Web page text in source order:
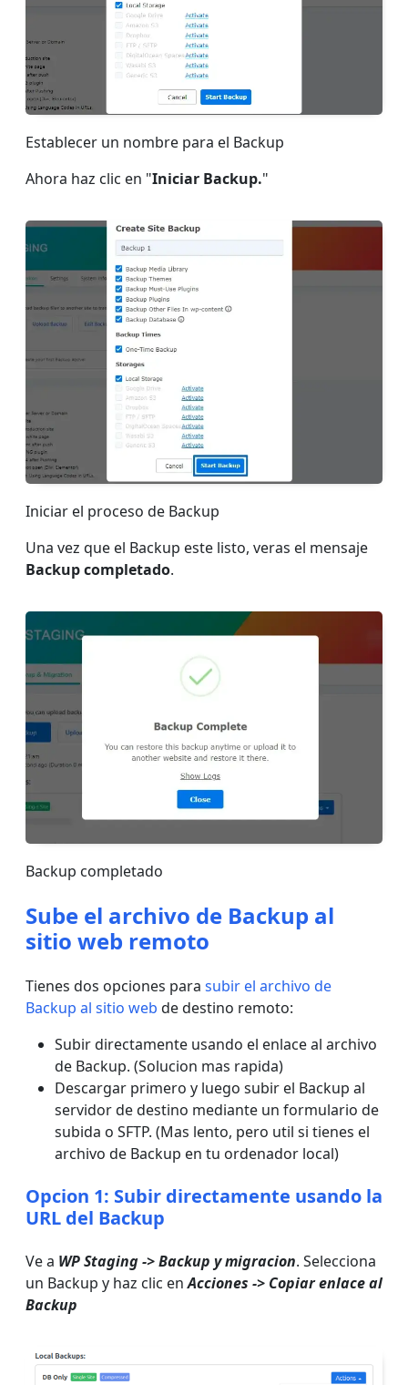
Establecer un nombre para el Backup
Ahora haz clic en "Iniciar Backup."
Iniciar el proceso de Backup
Una vez que el Backup este listo, veras el mensaje
Backup completado.
Backup completado
Sube el archivo de Backup al
sitio web remoto
Tienes dos opciones para subir el archivo de
Backup al sitio web de destino remoto:
Subir directamente usando el enlace al archivo
de Backup. (Solucion mas rapida)
Descargar primero y luego subir el Backup al
servidor de destino mediante un formulario de
subida o SFTP. (Mas lento, pero util si tienes el
archivo de Backup en tu ordenador local)
Opcion 1: Subir directamente usando la
URL del Backup
Ve a WP Staging -> Backup y migracion. Selecciona
un Backup y haz clic enAcciones -> Copiar enlace al
Backup